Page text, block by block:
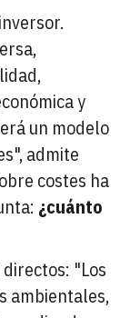
y
un modelo
admite
costes ha
¿cuánto
"Los
ambientales,